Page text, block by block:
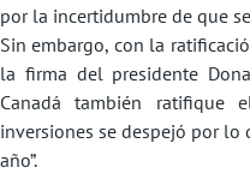
por la incertidumbre de que
Sin embargo, con la
la firma del presidente
Canadá también ratifique
inversiones se despejó por lo
año”.